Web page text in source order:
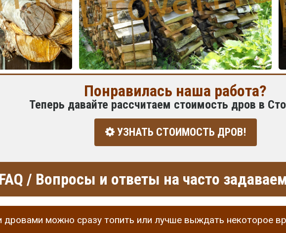
Понравилась наша работа?
Теперь давайте рассчитаем стоимость дров в
УЗНАТЬ СТОИМОСТЬ ДРОВ!
/ Вопросы и ответы на часто
дровами можно сразу топить или лучше выждать некоторое